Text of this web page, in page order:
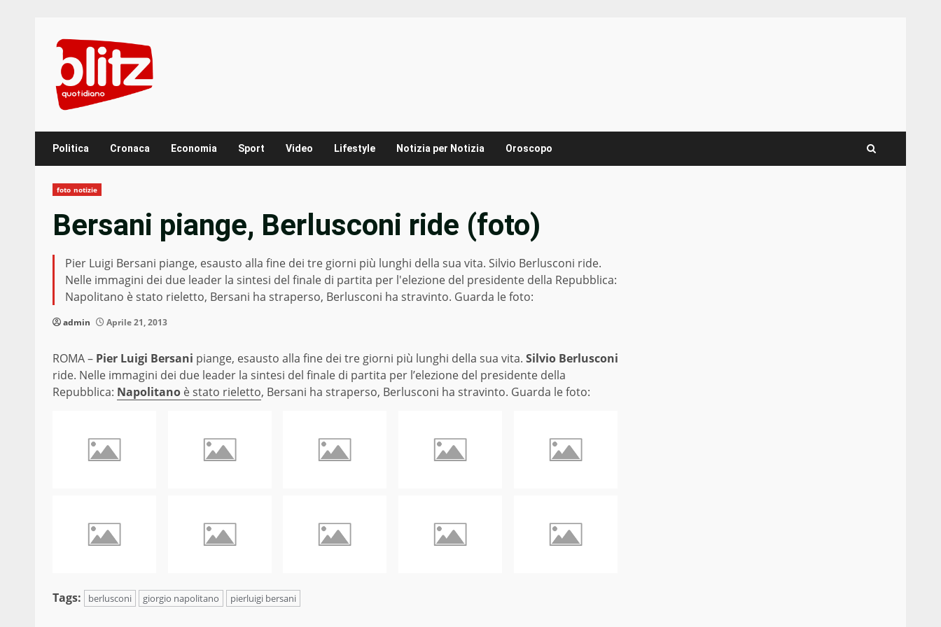
content
Politica Cronaca Economia Sport Video Lifestyle Notizia per Notizia Oroscopo
foto notizie
Bersani piange, Berlusconi ride (foto)
Pier Luigi Bersani piange, esausto alla fine dei tre giorni più lunghi della sua vita. Silvio Berlusconi ride.
Nelle immagini dei due leader la sintesi del finale di partita per l'elezione del presidente della Repubblica:
Napolitano è stato rieletto, Bersani ha straperso, Berlusconi ha stravinto. Guarda le foto:
admin Aprile 21, 2013
ROMA – Pier Luigi Bersani piange, esausto alla fine dei tre giorni più lunghi della sua vita. Silvio Berlusconi
ride. Nelle immagini dei due leader la sintesi del finale di partita per l’elezione del presidente della
Repubblica: Napolitano è stato rieletto, Bersani ha straperso, Berlusconi ha stravinto. Guarda le foto:
Tags: berlusconi giorgio napolitano pierluigi bersani